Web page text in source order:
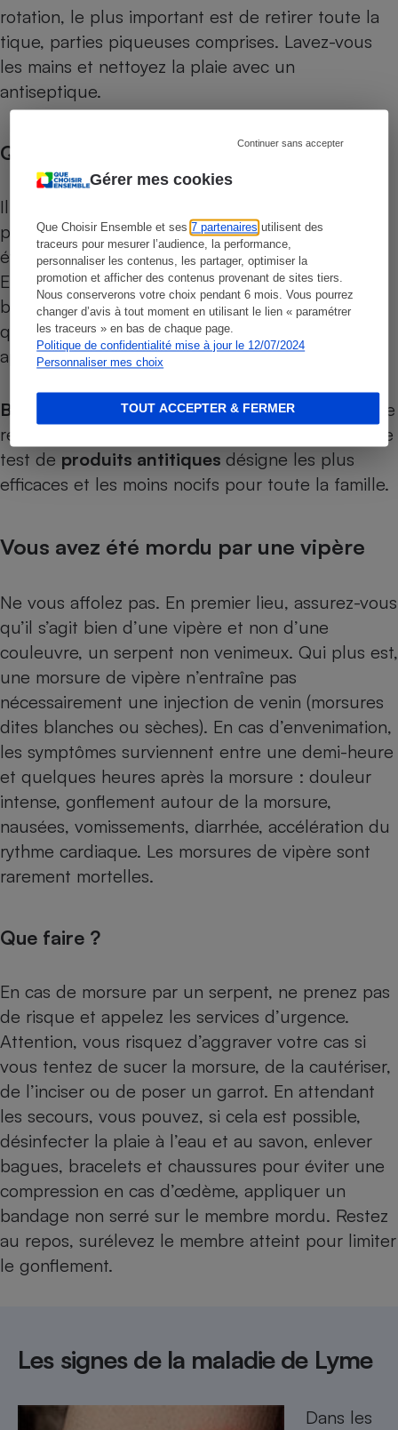
Gérer mes cookies
Que Choisir Ensemble et ses7 partenaires utilisent des
traceurs pour mesurer l’audience, la performance,
personnaliser les contenus, les partager, optimiser la
promotion et afficher des contenus provenant de sites tiers.
Nous conserverons votre choix pendant 6 mois. Vous pourrez
changer d’avis à tout moment en utilisant le lien « paramétrer
les traceurs » en bas de chaque page.
Politique de confidentialité mise à jour le 12/07/2024
Personnaliser mes choix
Continuer sans accepter
TOUT ACCEPTER & FERMER
rotation, le plus important est de retirer toute la
tique, parties piqueuses comprises. Lavez-vous
les mains et nettoyez la plaie avec un
antiseptique.
Quand consulter ?
Il est recommandé de surveiller la zone piquée
pendant un mois pour repérer les signes
éventuels d’une maladie de Lyme (voir encadré).
En présence de symptômes d’infection par la
bactérie, consultez sans tarder un médecin afin
qu’il vous prescrive un traitement antibiotique
approprié.
Bon à savoir.
Certains répulsifs antimoustiques se
révèlent également efficaces sur les tiques. Notre
test de produits antitiques désigne les plus
efficaces et les moins nocifs pour toute la famille.
Vous avez été mordu par une vipère
Ne vous affolez pas. En premier lieu, assurez-vous
qu’il s’agit bien d’une vipère et non d’une
couleuvre, un serpent non venimeux. Qui plus est,
une morsure de vipère n’entraîne pas
nécessairement une injection de venin (morsures
dites blanches ou sèches). En cas d’envenimation,
les symptômes surviennent entre une demi-heure
et quelques heures après la morsure : douleur
intense, gonflement autour de la morsure,
nausées, vomissements, diarrhée, accélération du
rythme cardiaque. Les morsures de vipère sont
rarement mortelles.
Que faire ?
En cas de morsure par un serpent, ne prenez pas
de risque et appelez les services d’urgence.
Attention, vous risquez d’aggraver votre cas si
vous tentez de sucer la morsure, de la cautériser,
de l’inciser ou de poser un garrot. En attendant
les secours, vous pouvez, si cela est possible,
désinfecter la plaie à l’eau et au savon, enlever
bagues, bracelets et chaussures pour éviter une
compression en cas d’œdème, appliquer un
bandage non serré sur le membre mordu. Restez
au repos, surélevez le membre atteint pour limiter
le gonflement.
Les signes de la maladie de Lyme
Dans les